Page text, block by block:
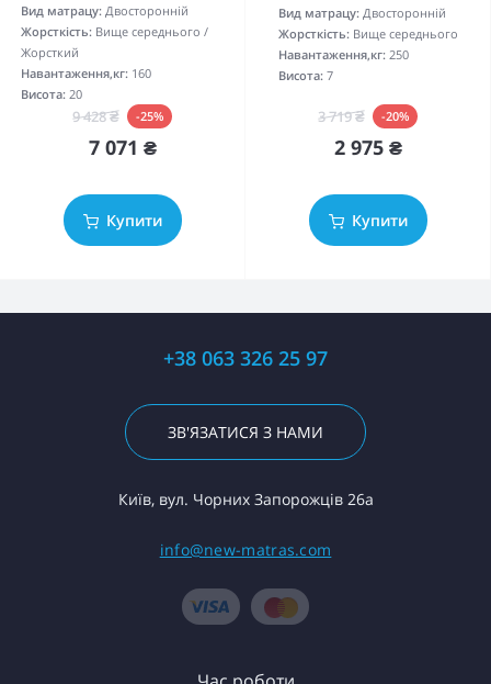
Вид матрацу: Двосторонній
Жорсткість: Вище середнього /
Жорсткий
Навантаження,кг: 160
Висота: 20
9 428 ₴ -25%
7 071 ₴
Купити
Вид матрацу: Двосторонній
Жорсткість: Вище середнього
Навантаження,кг: 250
Висота: 7
3 719 ₴ -20%
2 975 ₴
Купити
+38 063 326 25 97
ЗВ'ЯЗАТИСЯ З НАМИ
Київ, вул. Чорних Запорожців 26а
info@new-matras.com